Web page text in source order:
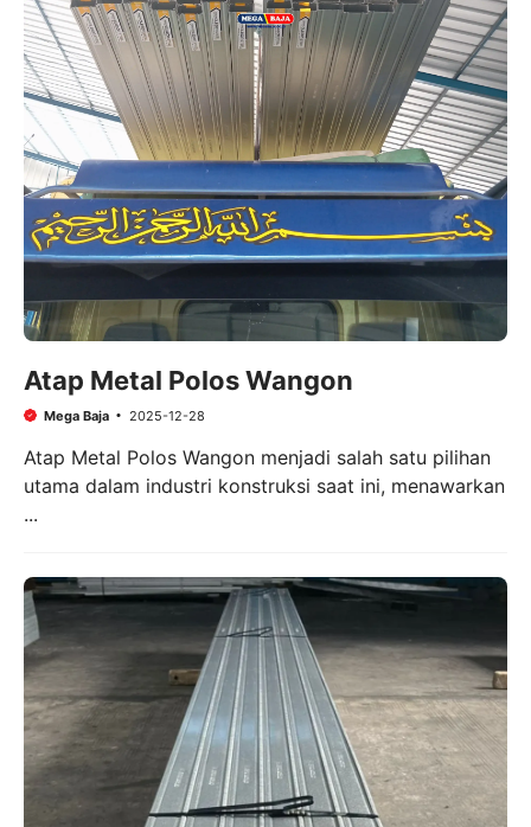
Atap Metal Polos Wangon
Mega Baja 2025-12-28
Atap Metal Polos Wangon menjadi salah satu pilihan
utama dalam industri konstruksi saat ini, menawarkan
...